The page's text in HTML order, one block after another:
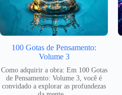
100 Gotas de Pensamento:
Volume 3
Como adquirir a obra: Em 100 Gotas
de Pensamento: Volume 3, você é
convidado a explorar as profundezas